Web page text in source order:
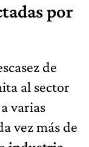
por
de
al sector
varias
vez más de